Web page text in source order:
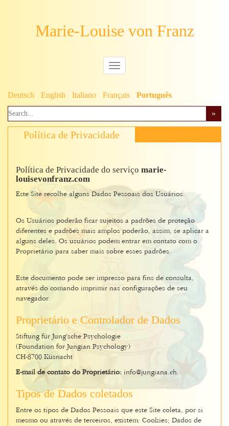
Marie-Louise von Franz
Deutsch English Italiano Français Português
Política de Privacidade
Política de Privacidade do serviço marie-
louisevonfranz.com
Este Site recolhe alguns Dados Pessoais dos Usuários.
Os Usuários poderão ficar sujeitos a padrões de proteção
diferentes e padrões mais amplos poderão, assim, se aplicar a
alguns deles. Os usuários podem entrar em contato com o
Proprietário para saber mais sobre esses padrões.
Este documento pode ser impresso para fins de consulta,
através do comando imprimir nas configurações de seu
navegador.
Proprietário e Controlador de Dados
Stiftung für Jung'sche Psychologie
(Foundation for Jungian Psychology)
CH-8700 Küsnacht
E-mail de contato do Proprietário: info@jungiana.ch
Tipos de Dados coletados
Entre os tipos de Dados Pessoais que este Site coleta, por si
mesmo ou através de terceiros, existem: Cookies; Dados de